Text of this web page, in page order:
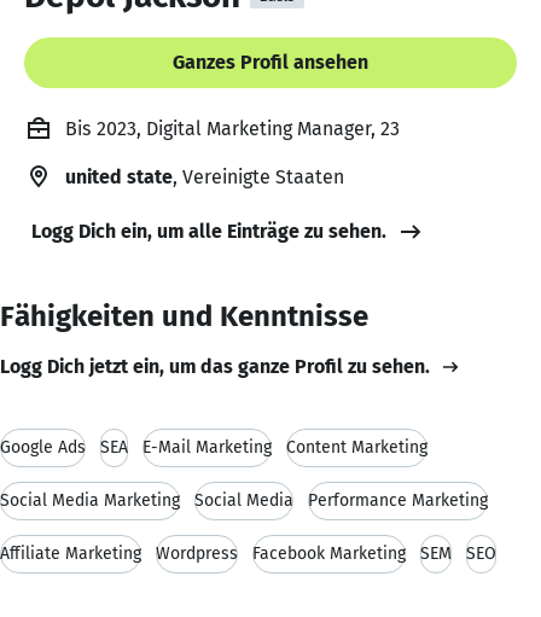
Ganzes Profil ansehen
Bis 2023, Digital Marketing Manager, 23
united state, Vereinigte Staaten
Logg Dich ein, um alle Einträge zu sehen.
Fähigkeiten und Kenntnisse
Logg Dich jetzt ein, um das ganze Profil zu sehen.
Google Ads SEA E-Mail Marketing Content Marketing
Social Media Marketing Social Media Performance Marketing
Affiliate Marketing Wordpress Facebook Marketing SEM SEO